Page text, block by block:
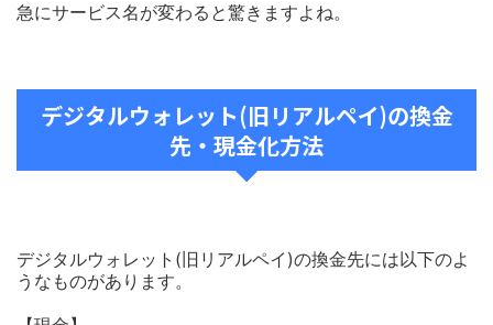
急にサービス名が変わると驚きますよね。
デジタルウォレット(旧リアルペイ)の換金
先・現金化方法
デジタルウォレット(旧リアルペイ)の換金先には以下のよ
うなものがあります。